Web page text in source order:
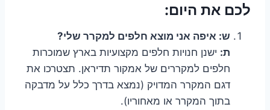
לכם את היום:
ש: איפה אני מוצא חלפים למקרר שלי?
ת: ישנן חנויות חלפים מקצועיות בארץ שמוכרות
חלפים למקררים של אמקור תדיראן. תצטרכו את
דגם המקרר המדויק (נמצא בדרך כלל על מדבקה
בתוך המקרר או מאחוריו).